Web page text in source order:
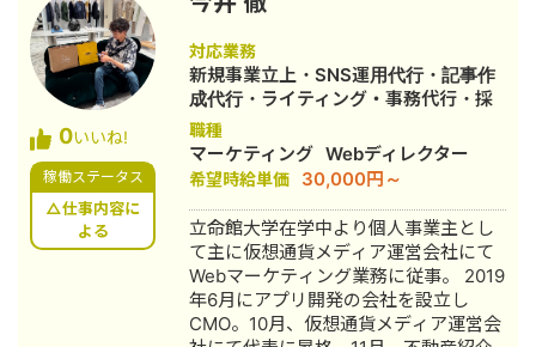
▼SEO実績 金融系サービスにて、SEO
メディアを新規立ち上げ、約400本の
記事を3ヶ月で制作し、半年で検索流入
数を月8万pvまで拡大。その後1年半の
支援で20万pvまで成長。 検索10位以内
のキーワード数は192語を記録 0→1フ
ェーズでのSEO基盤構築を一貫して支
援 その他、福祉・人材・教育・ライフ
スタイル系メディアでも運用支援実績
あり。 上流の戦略設計から、エンジニ
ア・ライターのディレクションが得意
です。 ▼WEB制作実績 ・専門商社、建
築会社、福祉系施設など実績5社 ▼自
社実績 ・「調布市 放課後デイ」
0いいね!
稼働ステータス
△仕事内容に
よる
対応業務
新規事業立上・SNS運用代行・記事作
成代行・ライティング・事務代行・採
用代行
職種
マーケティング Webディレクター
希望時給単価 30,000円～
立命館大学在学中より個人事業主とし
て主に仮想通貨メディア運営会社にて
Webマーケティング業務に従事。 2019
年6月にアプリ開発の会社を設立し
CMO。10月、仮想通貨メディア運営会